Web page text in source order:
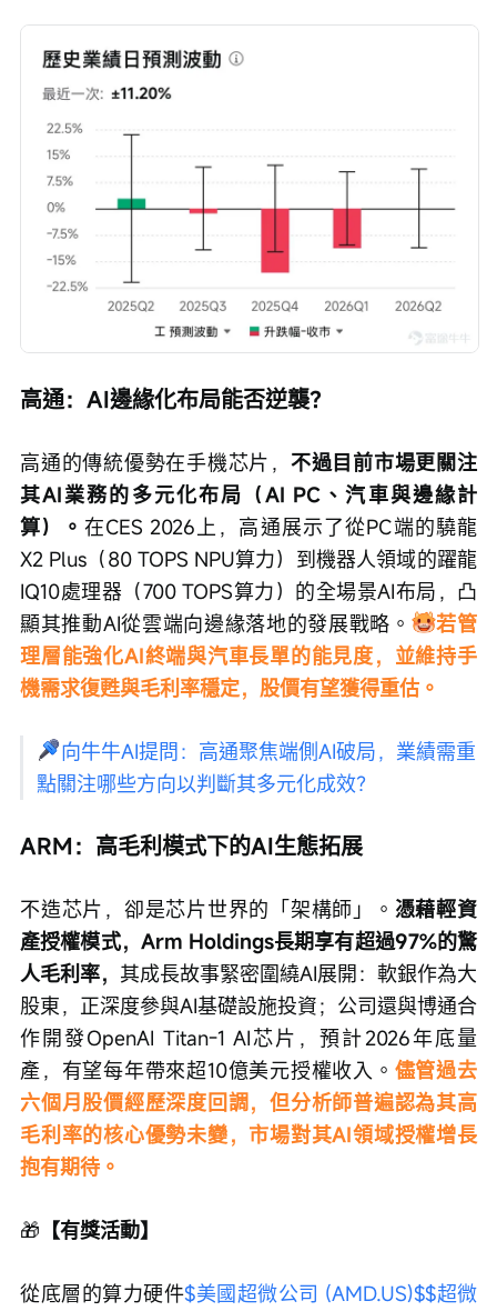
高通：AI邊緣化布局能否逆襲？
高通的傳統優勢在手機芯片， 不過目前市場更關注
其AI業務的多元化布局（AI PC、汽車與邊緣計
算）。 在CES 2026上，高通展示了從PC端的驍龍
X2 Plus（80 TOPS NPU算力）到機器人領域的躍龍
IQ10處理器（700 TOPS算力）的全場景AI布局，凸
顯其推動AI從雲端向邊緣落地的發展戰略。
若管
理層能強化AI終端與汽車長單的能見度，並維持手
機需求復甦與毛利率穩定，股價有望獲得重估。
向牛牛AI提問：高通聚焦端側AI破局，業績需重
點關注哪些方向以判斷其多元化成效？
ARM：高毛利模式下的AI生態拓展
不造芯片，卻是芯片世界的「架構師」。 憑藉輕資
產授權模式，Arm Holdings長期享有超過97%的驚
人毛利率， 其成長故事緊密圍繞AI展開：軟銀作為大
股東，正深度參與AI基礎設施投資；公司還與博通合
作開發OpenAI Titan-1 AI芯片，預計2026年底量
產，有望每年帶來超10億美元授權收入。 儘管過去
六個月股價經歷深度回調，但分析師普遍認為其高
毛利率的核心優勢未變，市場對其AI領域授權增長
抱有期待。
🎁 【有獎活動】
從底層的算力硬件$美國超微公司 (AMD.US)$$超微